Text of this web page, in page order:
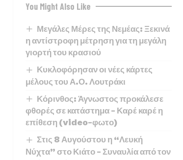
You Might Also Like
Μεγάλες Μέρες της Νεμέας: Ξεκινά
η αντίστροφη μέτρηση για τη μεγάλη
γιορτή του κρασιού
Κυκλοφόρησαν οι νέες κάρτες
μέλους του Α.Ο. Λουτράκι
Κόρινθος: Άγνωστος προκάλεσε
φθορές σε κατάστημα – Καρέ καρέ η
επίθεση (video-φωτο)
Στις 8 Αυγούστου η “Λευκή
Νύχτα” στο Κιάτο – Συναυλία από τον